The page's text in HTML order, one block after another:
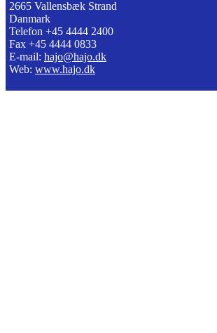
2665 Vallensbæk Strand
Danmark
Telefon +45 4444 2400
Fax +45 4444 0833
E-mail: hajo@hajo.dk
Web: www.hajo.dk